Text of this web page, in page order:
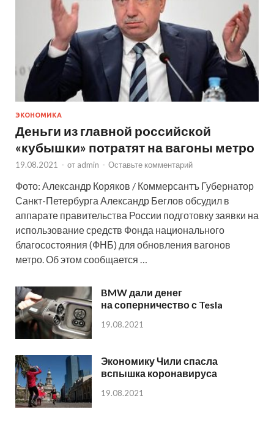
ЭКОНОМИКА
Деньги из главной российской
«кубышки» потратят на вагоны метро
19.08.2021 - от admin - Оставьте комментарий
Фото: Александр Коряков / Коммерсантъ Губернатор
Санкт-Петербурга Александр Беглов обсудил в
аппарате правительства России подготовку заявки на
использование средств Фонда национального
благосостояния (ФНБ) для обновления вагонов
метро. Об этом сообщается …
BMW дали денег
на соперничество с Tesla
19.08.2021
Экономику Чили спасла
вспышка коронавируса
19.08.2021